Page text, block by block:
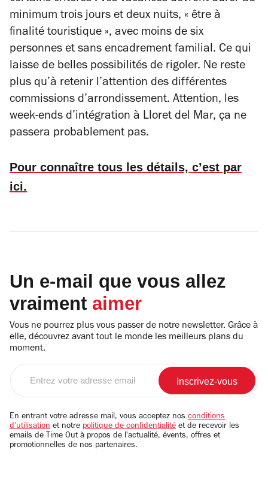
minimum trois jours et deux nuits, « être à
finalité touristique », avec moins de six
personnes et sans encadrement familial. Ce qui
laisse de belles possibilités de rigoler. Ne reste
plus qu’à retenir l’attention des différentes
commissions d’arrondissement. Attention, les
week-ends d’intégration à Lloret del Mar, ça ne
passera probablement pas.
Pour connaître tous les détails, c’est par
ici.
Un e-mail que vous allez
vraiment aimer
Vous ne pourrez plus vous passer de notre newsletter. Grâce à
elle, découvrez avant tout le monde les meilleurs plans du
moment.
email
En entrant votre adresse mail, vous acceptez nos conditions
d'utilisation et notre politique de confidentialité et de recevoir les
emails de Time Out à propos de l'actualité, évents, offres et
promotionnelles de nos partenaires.